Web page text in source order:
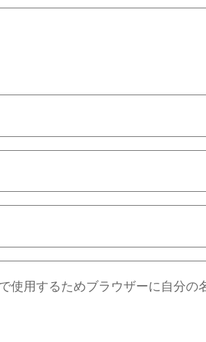
使用するためブラウザーに自分の